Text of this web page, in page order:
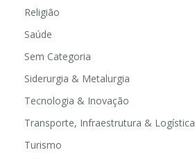
Religião
Saúde
Sem Categoria
Siderurgia & Metalurgia
Tecnologia & Inovação
Transporte, Infraestrutura & Logística
Turismo